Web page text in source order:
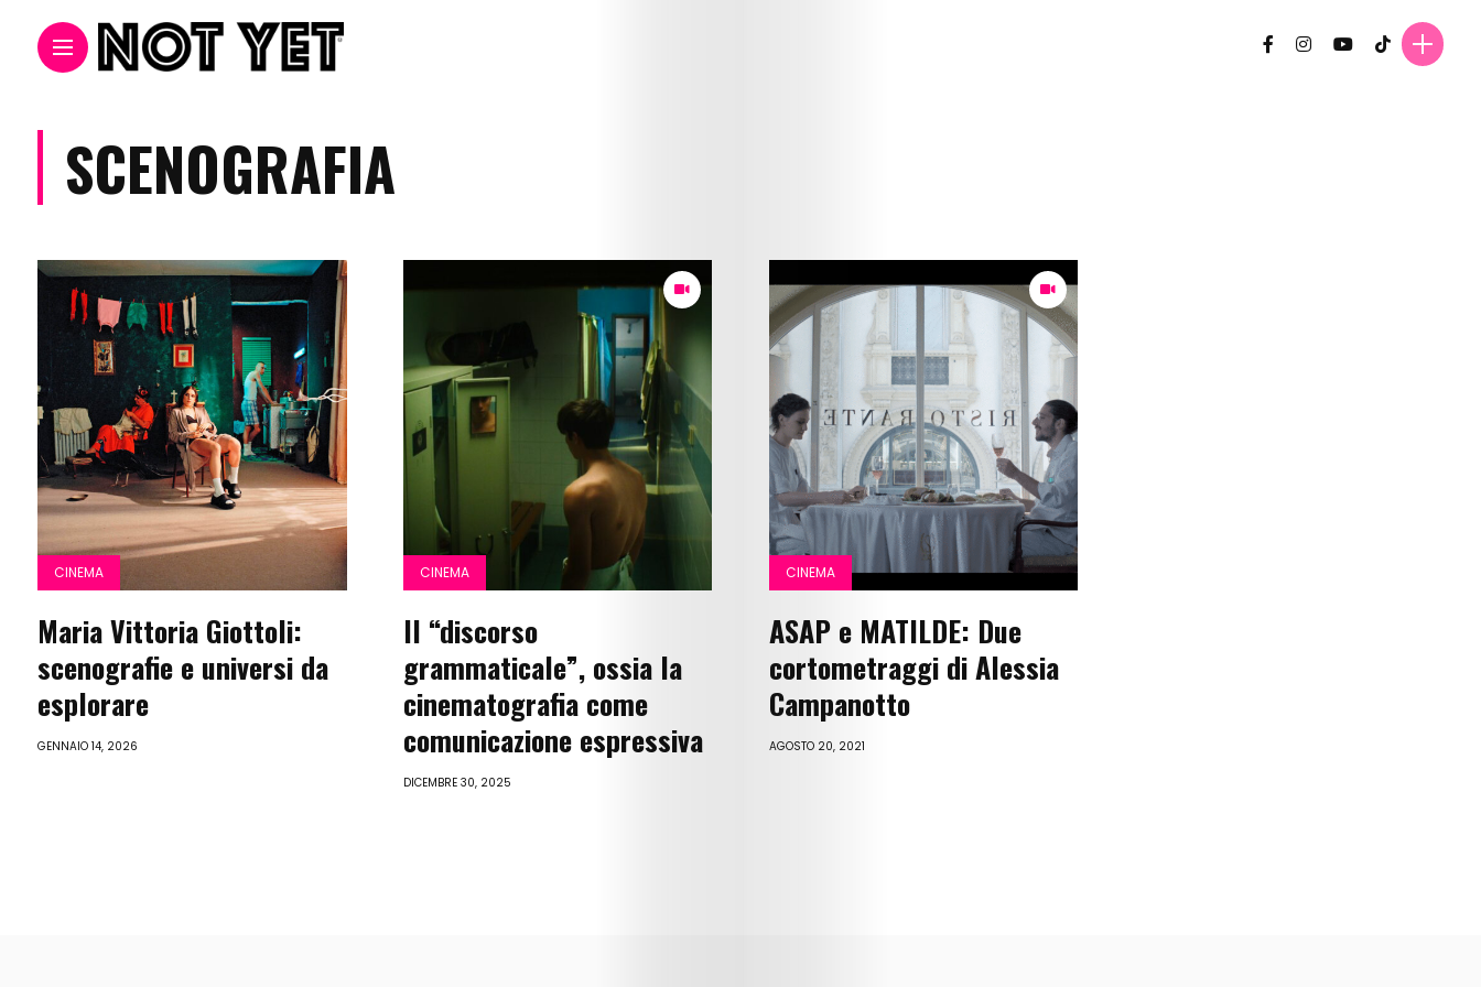
Art
Cinema
Fashion
Lifestyle
Music
Columns
About
Us
SCENOGRAFIA
CINEMA
Maria Vittoria Giottoli:
scenografie e universi da
esplorare
GENNAIO 14, 2026
CINEMA
Il “discorso
grammaticale”, ossia la
cinematografia come
comunicazione espressiva
DICEMBRE 30, 2025
CINEMA
ASAP e MATILDE: Due
cortometraggi di Alessia
Campanotto
AGOSTO 20, 2021